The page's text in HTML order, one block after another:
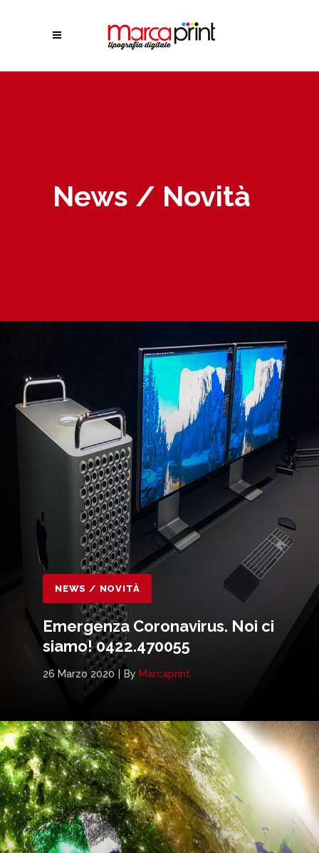
News / Novità
NEWS / NOVITÀ
Emergenza Coronavirus. Noi ci
siamo! 0422.470055
26 Marzo 2020 By Marcaprint